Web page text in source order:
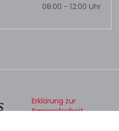
08:00 - 12:00 Uhr
Erklärung zur
Barrierefreiheit